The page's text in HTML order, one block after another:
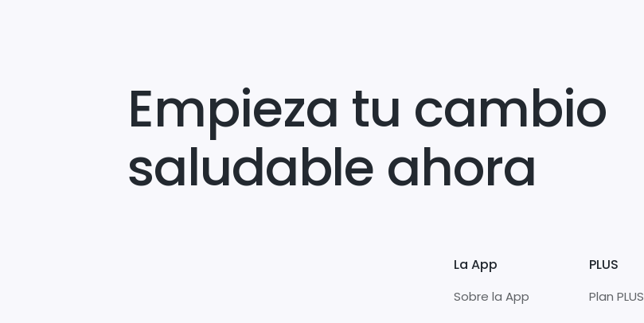
Empieza tu cambio
saludable ahora
La App
Sobre la App
PLUS
Plan PLUS